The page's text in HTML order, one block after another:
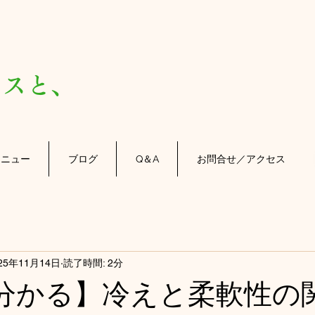
と、
ュー ブログ Q＆A お問合せ／アクセス
かる】冷えと柔軟性の
年11月14日 読了時間: 2分